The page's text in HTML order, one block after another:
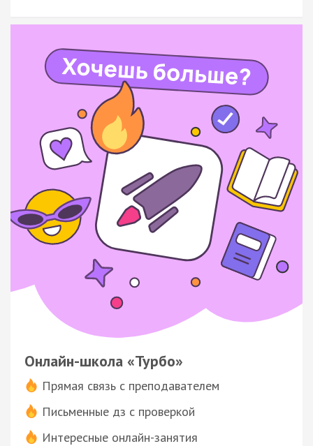
Онлайн-школа «Турбо»
Прямая связь с преподавателем
Письменные дз с проверкой
Интересные онлайн-занятия